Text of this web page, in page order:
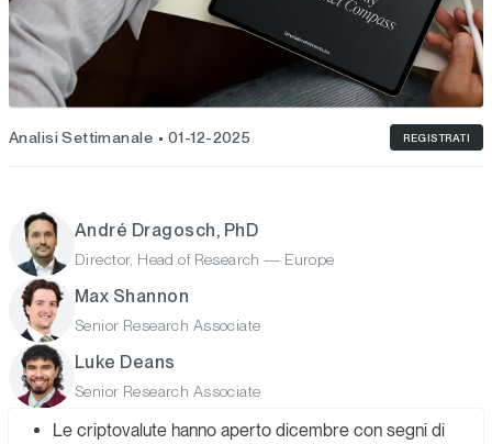
Analisi Settimanale 01-12-2025 REGISTRATI
André Dragosch, PhD
Director, Head of Research — Europe
Max Shannon
Senior Research Associate
Luke Deans
Senior Research Associate
Le criptovalute hanno aperto dicembre con segni di